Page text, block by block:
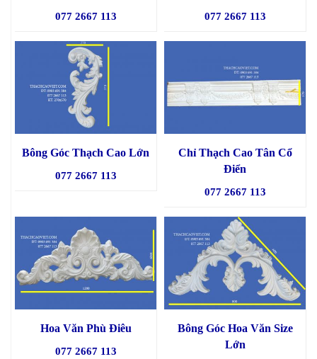
077 2667 113 077 2667 113
Bông Góc Thạch Cao Lớn
077 2667 113
Chỉ Thạch Cao Tân Cổ
Điển
077 2667 113
Hoa Văn Phù Điêu
077 2667 113
Bông Góc Hoa Văn Size
Lớn